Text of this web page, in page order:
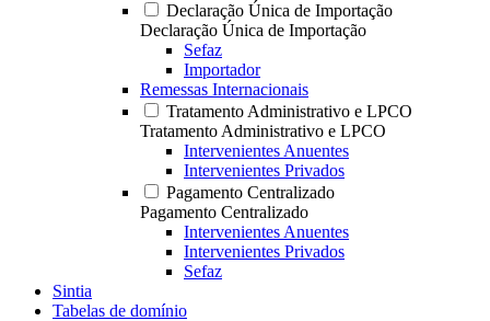
Declaração Única de Importação
Declaração Única de Importação
Sefaz
Importador
Remessas Internacionais
Tratamento Administrativo e LPCO
Tratamento Administrativo e LPCO
Intervenientes Anuentes
Intervenientes Privados
Pagamento Centralizado
Pagamento Centralizado
Intervenientes Anuentes
Intervenientes Privados
Sefaz
Sintia
Tabelas de domínio